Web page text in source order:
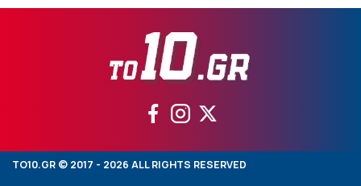
TO10.GR © 2017 - 2026 ALL RIGHTS RESERVED